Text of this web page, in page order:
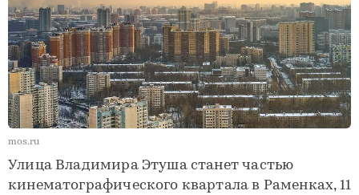
mos.ru
Улица Владимира Этуша станет частью
кинематографического квартала в Раменках, 11